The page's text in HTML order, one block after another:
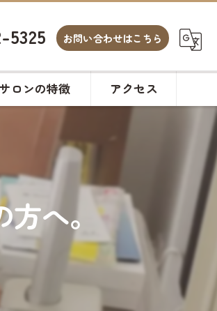
5325 お問い合わせはこちら
ロンの特徴
サロン
アクセス
方へ。